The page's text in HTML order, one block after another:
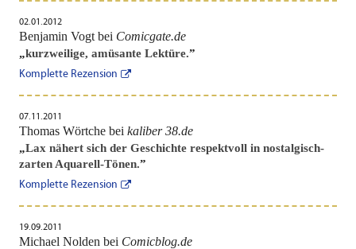
02.01.2012
Benjamin Vogt bei Comicgate.de
„kurzweilige, amüsante Lektüre.”
Komplette Rezension
07.11.2011
Thomas Wörtche bei kaliber 38.de
„Lax nähert sich der Geschichte respektvoll in nostalgisch-
zarten Aquarell-Tönen.”
Komplette Rezension
19.09.2011
Michael Nolden bei Comicblog.de